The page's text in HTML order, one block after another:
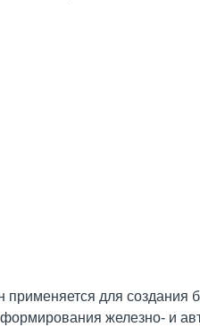
для создания
железно- и